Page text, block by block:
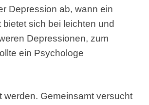
Depression ab, wann ein
sich bei leichten und
Depressionen, zum
ein Psychologe
Gemeinsamt versucht